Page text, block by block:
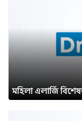
মহিলা এলার্জি